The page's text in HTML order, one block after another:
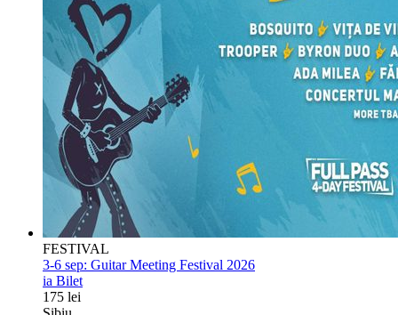
FESTIVAL
3-6 sep: Guitar Meeting Festival 2026
ia Bilet
175 lei